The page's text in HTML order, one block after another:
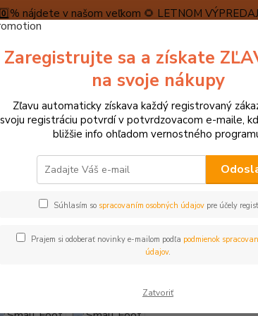
nájdete v našom veľkom 🌻 LETNOM
máme teraz pripravené špeciálne zľavy až do
A PLATBA RECENZIE 👉VRÁTENIE
Hľadať
► DREVENÉ A EKO HRAČKY Small Foot Motorická
Foot Motorická
Zaregistrujte sa a získate
na svoje nákupy
Zľavu automaticky získava každý registrovaný
svoju registráciu potvrdí v potvrdzovacom e-maile,
bližšie info ohľadom vernostného
Súhlasím so spracovaním osobných údajovpre účely
Prajem si odoberať novinky e-mailom podľa podmienok
údajov.
Zatvoriť